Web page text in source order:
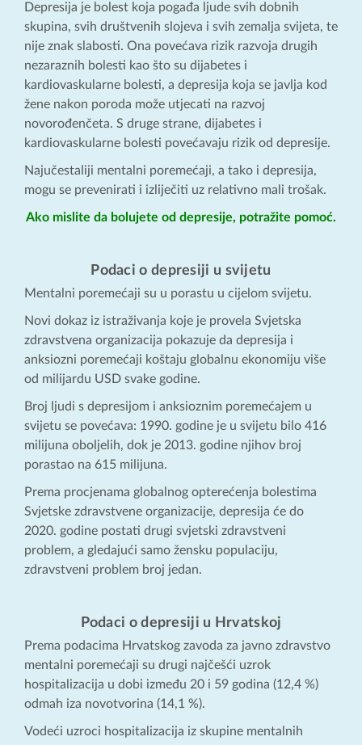
Depresija je bolest koja pogađa ljude svih dobnih
skupina, svih društvenih slojeva i svih zemalja svijeta, te
nije znak slabosti. Ona povećava rizik razvoja drugih
nezaraznih bolesti kao što su dijabetes i
kardiovaskularne bolesti, a depresija koja se javlja kod
žene nakon poroda može utjecati na razvoj
novorođenčeta. S druge strane, dijabetes i
kardiovaskularne bolesti povećavaju rizik od depresije.
Najučestaliji mentalni poremećaji, a tako i depresija,
mogu se prevenirati i izliječiti uz relativno mali trošak.
Ako mislite da bolujete od depresije, potražite pomoć.
Podaci o depresiji u svijetu
Mentalni poremećaji su u porastu u cijelom svijetu.
Novi dokaz iz istraživanja koje je provela Svjetska
zdravstvena organizacija pokazuje da depresija i
anksiozni poremećaji koštaju globalnu ekonomiju više
od milijardu USD svake godine.
Broj ljudi s depresijom i anksioznim poremećajem u
svijetu se povećava: 1990. godine je u svijetu bilo 416
milijuna oboljelih, dok je 2013. godine njihov broj
porastao na 615 milijuna.
Prema procjenama globalnog opterećenja bolestima
Svjetske zdravstvene organizacije, depresija će do
2020. godine postati drugi svjetski zdravstveni
problem, a gledajući samo žensku populaciju,
zdravstveni problem broj jedan.
Podaci o depresiji u Hrvatskoj
Prema podacima Hrvatskog zavoda za javno zdravstvo
mentalni poremećaji su drugi najčešći uzrok
hospitalizacija u dobi između 20 i 59 godina (12,4 %)
odmah iza novotvorina (14,1 %).
Vodeći uzroci hospitalizacija iz skupine mentalnih